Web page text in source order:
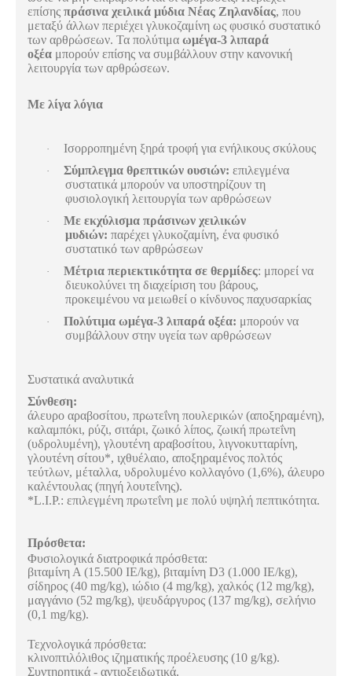
επίσης πράσινα χειλικά μύδια Νέας Ζηλανδίας, που
μεταξύ άλλων περιέχει γλυκοζαμίνη ως φυσικό συστατικό
των αρθρώσεων. Τα πολύτιμα ωμέγα-3 λιπαρά
οξέα μπορούν επίσης να συμβάλλουν στην κανονική
λειτουργία των αρθρώσεων.
Με λίγα λόγια
· Ισορροπημένη ξηρά τροφή για ενήλικους σκύλους
· Σύμπλεγμα θρεπτικών ουσιών: επιλεγμένα
συστατικά μπορούν να υποστηρίζουν τη
φυσιολογική λειτουργία των αρθρώσεων
·
Με εκχύλισμα πράσινων χειλικών
μυδιών: παρέχει γλυκοζαμίνη, ένα φυσικό
συστατικό των αρθρώσεων
· Μέτρια περιεκτικότητα σε θερμίδες: μπορεί να
διευκολύνει τη διαχείριση του βάρους,
προκειμένου να μειωθεί ο κίνδυνος παχυσαρκίας
· Πολύτιμα ωμέγα-3 λιπαρά οξέα: μπορούν να
συμβάλλουν στην υγεία των αρθρώσεων
Συστατικά αναλυτικά
Σύνθεση:
άλευρο αραβοσίτου, πρωτεΐνη πουλερικών (αποξηραμένη),
καλαμπόκι, ρύζι, σιτάρι, ζωικό λίπος, ζωική πρωτεΐνη
(υδρολυμένη), γλουτένη αραβοσίτου, λιγνοκυτταρίνη,
γλουτένη σίτου*, ιχθυέλαιο, αποξηραμένος πολτός
τεύτλων, μέταλλα, υδρολυμένο κολλαγόνο (1,6%), άλευρο
καλέντουλας (πηγή λουτεΐνης).
*L.I.P.: επιλεγμένη πρωτεΐνη με πολύ υψηλή πεπτικότητα.
Πρόσθετα:
Φυσιολογικά διατροφικά πρόσθετα:
βιταμίνη Α (15.500 IΕ/kg), βιταμίνη D3 (1.000 IΕ/kg),
σίδηρος (40 mg/kg), ιώδιο (4 mg/kg), χαλκός (12 mg/kg),
μαγγάνιο (52 mg/kg), ψευδάργυρος (137 mg/kg), σελήνιο
(0,1 mg/kg).
Τεχνολογικά πρόσθετα:
κλινοπτιλόλιθος ιζηματικής προέλευσης (10 g/kg).
Συντηρητικά - αντιοξειδωτικά.